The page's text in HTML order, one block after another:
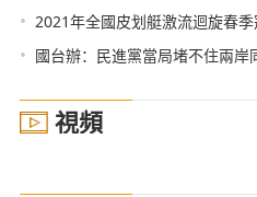
• 2021年全國皮划艇激流迴旋春季冠軍賽 暨第
• 國台辦：民進黨當局堵不住兩
視頻